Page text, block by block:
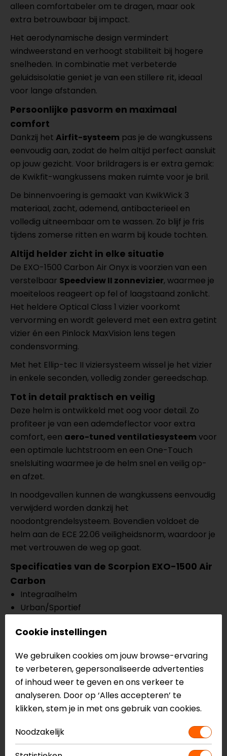
alleen comfortabeler om te dragen, maar ook
extra betrouwbaar bij impact.
Het aerodynamische design vermindert
windweerstand en verhoogt stabiliteit bij hogere
snelheden. In combinatie met verbeterde
geluidsisolatie geniet je van een stillere rit, ideaal
voor lange afstanden.
Persoonlijke pasvorm en maximaal
comfort
Dankzij het Airfit-systeem pas je de wangkussens
eenvoudig aan, zodat de helm altijd perfect aansluit
op jouw gezicht. Voor brildragers is er extra gemak:
de Kwikfit-wangkussens maken ruimte voor je bril.
De binnenvoering is gemaakt van KwikWick 3
materiaal, zacht, ademend, antibacterieel en
volledig uitneembaar om te wassen. Zo blijf je fris
tijdens zomerse ritten en warm bij koude tochten.
Altijd helder zicht in elke situatie
De EXO-1500 Carbon Air Onyx is voorzien van een
verstelbaar Speedview II zonnevizier, waarmee je
moeiteloos reageert op fel of laagstaand zonlicht.
Het heldere Optical Class 1 vizier voorkomt
vervorming en wordt geleverd met een extra getint
vizier én een Pinlock MaxVision lens tegen
condensvorming.
Met het Ellip-tec II viziersysteem wissel je het vizier
in enkele seconden, volledig zonder gereedschap.
Tot in detail praktisch en veilig
Deze helm is ontwikkeld met oog voor detail. Zo
profiteer je van een ademdeflector voor extra
comfort, een aero-tuned ventilatiesysteem voor
een optimale luchtstroom en een One-Touch
snelsluiting waarmee je de helm snel en veilig op-
en afzet.
In noodgevallen kunnen de wangkussens eenvoudig
verwijderd worden dankzij het
noodontgrendelsysteem. Bovendien voldoet de
helm aan de ECE 22.06 veiligheidsnorm, waardoor je
met vertrouwen de weg op gaat.
Specificaties van de Scorpion EXO-1500 Air
Carbon
Integraalhelm
Urban/Sportief
Geoptimaliseerd aerodynamisch ontwerp
Nieuwe, verfijnde afwerking
Ingebouwd zonnevizier (speedview II)
Ellip-tec II viziersysteem
Optical Class 1 vizier en zonnevizier
Airfit opblaasbaar wangsysteem
Kwikfit wangkussens
KwikWick 3 binnenvoering
Noodontgrendelsysteem
Cookie instellingen
We gebruiken cookies om jouw browse-ervaring
te verbeteren, gepersonaliseerde advertenties
of inhoud weer te geven en ons verkeer te
analyseren. Door op ‘Alles accepteren’ te
klikken, stem je in met ons gebruik van cookies.
Noodzakelijk